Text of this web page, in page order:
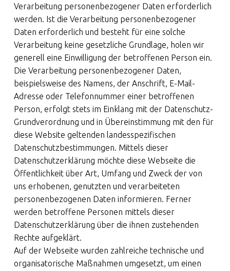
Verarbeitung personenbezogener Daten erforderlich
werden. Ist die Verarbeitung personenbezogener
Daten erforderlich und besteht für eine solche
Verarbeitung keine gesetzliche Grundlage, holen wir
generell eine Einwilligung der betroffenen Person ein.
Die Verarbeitung personenbezogener Daten,
beispielsweise des Namens, der Anschrift, E-Mail-
Adresse oder Telefonnummer einer betroffenen
Person, erfolgt stets im Einklang mit der Datenschutz-
Grundverordnung und in Übereinstimmung mit den für
diese Website geltenden landesspezifischen
Datenschutzbestimmungen. Mittels dieser
Datenschutzerklärung möchte diese Webseite die
Öffentlichkeit über Art, Umfang und Zweck der von
uns erhobenen, genutzten und verarbeiteten
personenbezogenen Daten informieren. Ferner
werden betroffene Personen mittels dieser
Datenschutzerklärung über die ihnen zustehenden
Rechte aufgeklärt.
Auf der Webseite wurden zahlreiche technische und
organisatorische Maßnahmen umgesetzt, um einen